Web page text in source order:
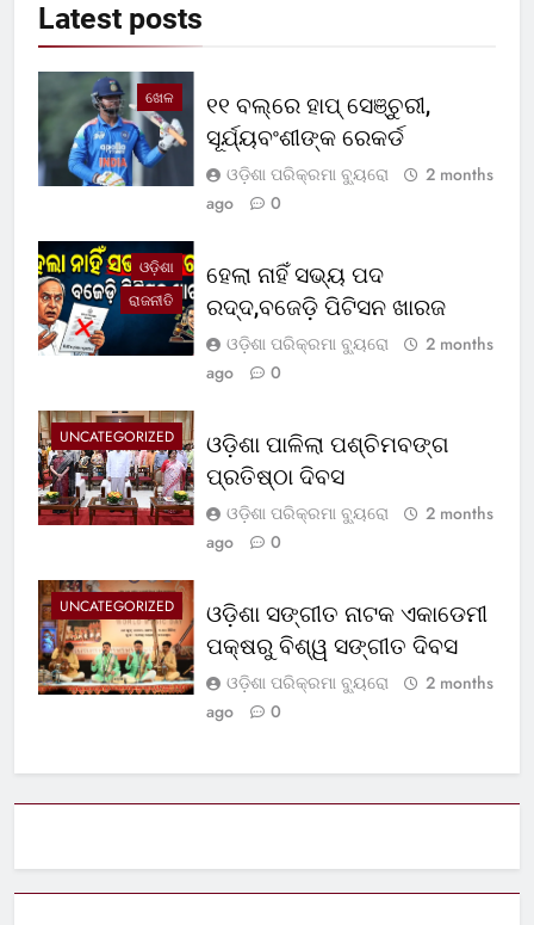
Latest posts
ଖେଳ
୧୧ ବଲ୍‌ରେ ହାପ୍ ସେଞ୍ଚୁରୀ,
ସୂର୍ଯ୍ୟବଂଶୀଙ୍କ ରେକର୍ଡ
ଓଡ଼ିଶା ପରିକ୍ରମା ବ୍ୟୁରୋ
2 months
ago
0
ଓଡ଼ିଶା
ରାଜନୀତି
ହେଲା ନାହିଁ ସଭ୍ୟ ପଦ
ରଦ୍ଦ,ବଜେଡ଼ି ପିଟିସନ ଖାରଜ
ଓଡ଼ିଶା ପରିକ୍ରମା ବ୍ୟୁରୋ
2 months
ago
0
UNCATEGORIZED
ଓଡ଼ିଶା ପାଳିଲା ପଶ୍ଚିମବଙ୍ଗ
ପ୍ରତିଷ୍ଠା ଦିବସ
ଓଡ଼ିଶା ପରିକ୍ରମା ବ୍ୟୁରୋ
2 months
ago
0
UNCATEGORIZED
ଓଡ଼ିଶା ସଙ୍ଗୀତ ନାଟକ ଏକାଡେମୀ
ପକ୍ଷରୁ ବିଶ୍ୱ ସଙ୍ଗୀତ ଦିବସ
ଓଡ଼ିଶା ପରିକ୍ରମା ବ୍ୟୁରୋ
2 months
ago
0